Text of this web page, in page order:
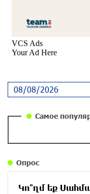
и чего на
повестка
Самое
Опрос
Կո՞ղմ եք